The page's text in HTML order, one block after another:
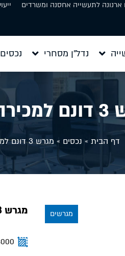
ארנונה לתעשייה אחסנה ומשרדים
נדל״ן מסחרי
סבא
דף הבית » נכסים » מגרש 3 דונם למכירה בכפר סבא
מגרשים מגרש 3 דונם למכירה בכפר סבא
3000